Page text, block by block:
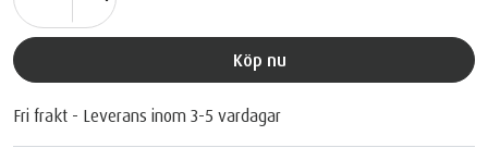
Köp nu
Fri frakt - Leverans inom 3-5 vardagar